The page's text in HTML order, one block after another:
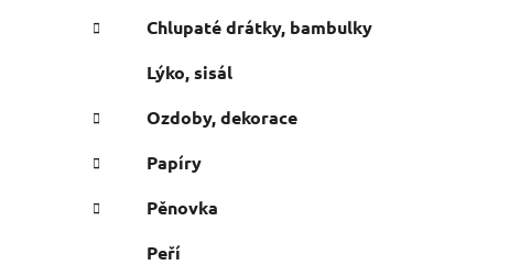
Chlupaté drátky, bambulky
Lýko, sisál
Ozdoby, dekorace
Papíry
Pěnovka
Peří